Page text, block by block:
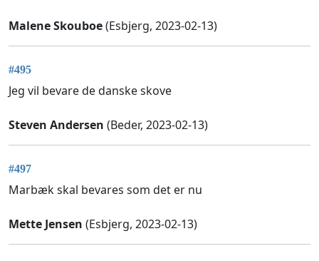
Malene Skouboe(Esbjerg, 2023-02-13)
#495
Jeg vil bevare de danske skove
Steven Andersen (Beder, 2023-02-13)
#497
Marbæk skal bevares som det er nu
Mette Jensen (Esbjerg, 2023-02-13)